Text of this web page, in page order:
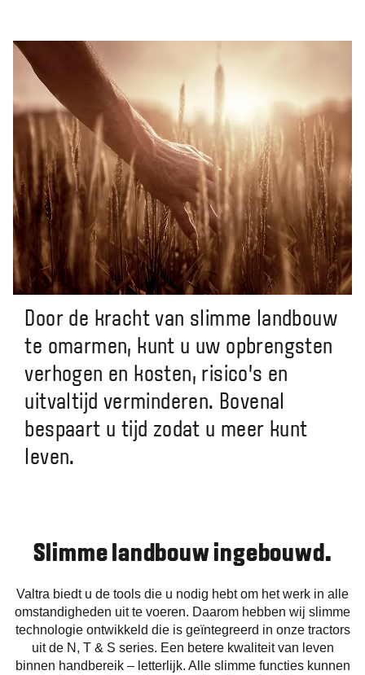
Door de kracht van slimme landbouw
te omarmen, kunt u uw opbrengsten
verhogen en kosten, risico's en
uitvaltijd verminderen. Bovenal
bespaart u tijd zodat u meer kunt
leven.
Slimme landbouw ingebouwd.
Valtra biedt u de tools die u nodig hebt om het werk in alle
omstandigheden uit te voeren. Daarom hebben wij slimme
technologie ontwikkeld die is geïntegreerd in onze tractors
uit de N, T & S series. Een betere kwaliteit van leven
binnen handbereik – letterlijk. Alle slimme functies kunnen